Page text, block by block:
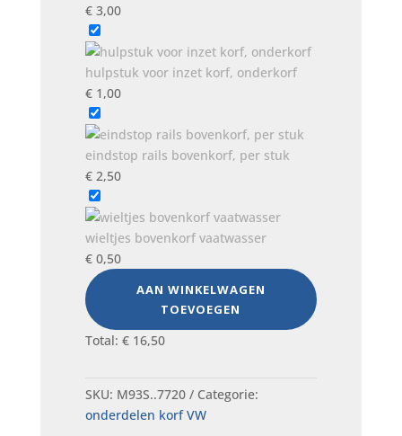
€3,00
hulpstuk voor inzet korf, onderkorf
€1,00
eindstop rails bovenkorf, per stuk
€2,50
wieltjes bovenkorf vaatwasser
€0,50
AAN WINKELWAGEN
TOEVOEGEN
Total: €16,50
SKU: M93S..7720
Categorie:
onderdelen korf VW